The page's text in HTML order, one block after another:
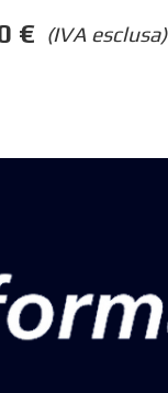
(IVA esclusa)
€